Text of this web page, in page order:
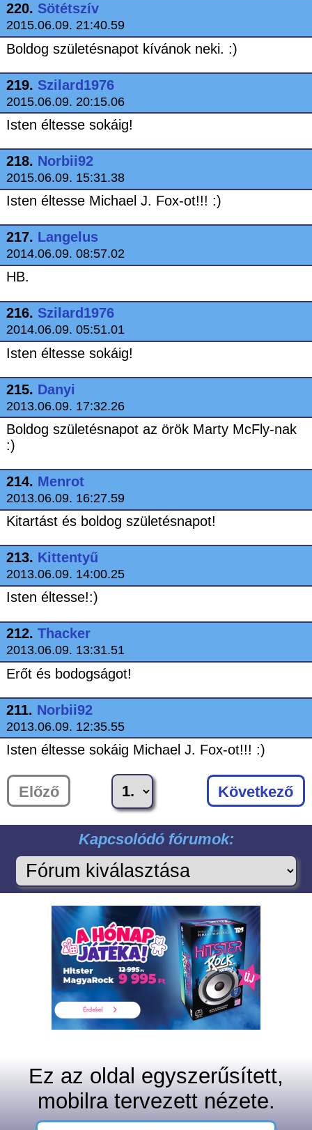
220. Sötétszív
2015.06.09. 21:40.59
Boldog születésnapot kívánok neki. :)
219. Szilard1976
2015.06.09. 20:15.06
Isten éltesse sokáig!
218. Norbii92
2015.06.09. 15:31.38
Isten éltesse Michael J. Fox-ot!!! :)
217. Langelus
2014.06.09. 08:57.02
HB.
216. Szilard1976
2014.06.09. 05:51.01
Isten éltesse sokáig!
215. Danyi
2013.06.09. 17:32.26
Boldog születésnapot az örök Marty McFly-nak
:)
214. Menrot
2013.06.09. 16:27.59
Kitartást és boldog születésnapot!
213. Kittentyű
2013.06.09. 14:00.25
Isten éltesse!:)
212. Thacker
2013.06.09. 13:31.51
Erőt és bodogságot!
211. Norbii92
2013.06.09. 12:35.55
Isten éltesse sokáig Michael J. Fox-ot!!! :)
Előző Következő
Kapcsolódó fórumok:
Ez az oldal egyszerűsített,
mobilra tervezett nézete.